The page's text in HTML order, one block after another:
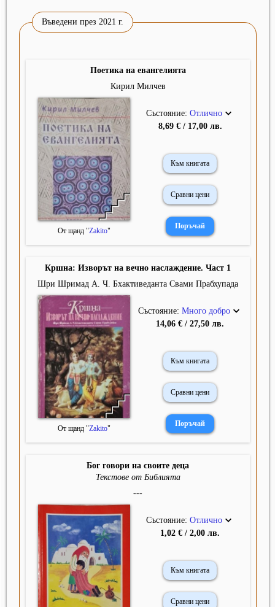
Въведени през 2021 г.
Поетика на евангелията
Кирил Милчев
От щанд "Zakito"
Състояние: Отлично
8,69 € / 17,00 лв.
Към книгата
Сравни цени
Кршна: Изворът на вечно наслаждение. Част 1
Шри Шримад А. Ч. Бхактиведанта Свами Прабхупада
От щанд "Zakito"
Състояние: Много добро
14,06 € / 27,50 лв.
Към книгата
Сравни цени
Бог говори на своите деца
Текстове от Библията
---
Състояние: Отлично
1,02 € / 2,00 лв.
Към книгата
Сравни цени